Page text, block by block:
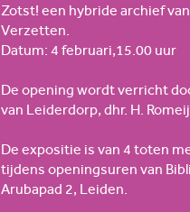
Zotst! een hybride archief
Verzetten.
Datum: 4 februari,15.00 uur
De opening wordt verricht
van Leiderdorp, dhr. H.
De expositie is van 4 toten
tijdens openingsuren van
Arubapad 2, Leiden.